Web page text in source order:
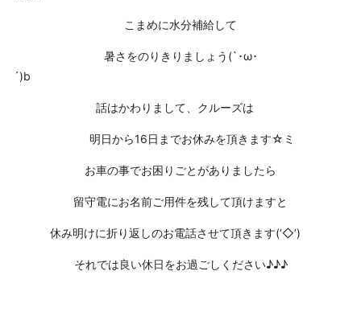
こまめに水分補給して
暑さをのりきりましょう(`･ω･
話はかわりまして、クルーズは
明日から16日までお休みを頂きます☆ミ
お車の事でお困りごとがありましたら
留守電にお名前ご用件を残して頂けますと
休み明けに折り返しのお電話させて頂きます(‘◇’)ゞ
それでは良い休日をお過ごしください♪♪♪